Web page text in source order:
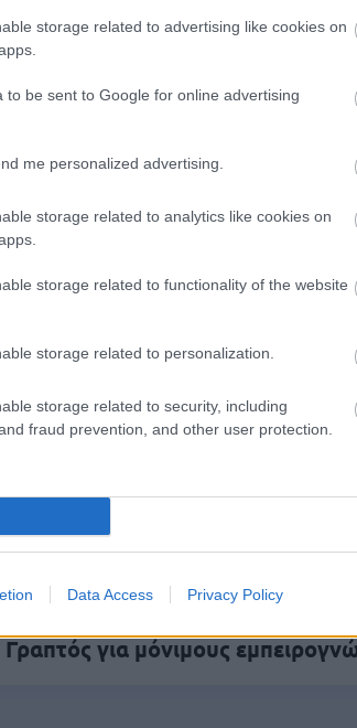
storage related to advertising like cookies on
to be sent to Google for online advertising
me personalized advertising.
storage related to analytics like cookies on
storage related to functionality of the website
storage related to personalization.
storage related to security, including
fraud prevention, and other user protection.
Data Access Privacy Policy
σημαντικές ειδήσεις.
αποτελέσματα αναζήτησης
στο Δημόσιο (χωρίς
προσλήψεων 2027 -
Περίπου 30.000 ονόματα
για μόνιμους